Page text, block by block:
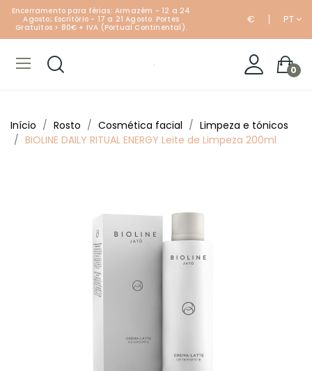
Encerramento para férias: Armazém - 12 a 24
Agosto; Escritório - 17 a 21 Agosto. Portes
Gratuitos > 80€ + IVA (Portual Continental).
€ PT
0
Início Rosto Cosmética facial
Limpeza e tónicos
BIOLINE DAILY RITUAL ENERGY Leite de Limpeza 200ml